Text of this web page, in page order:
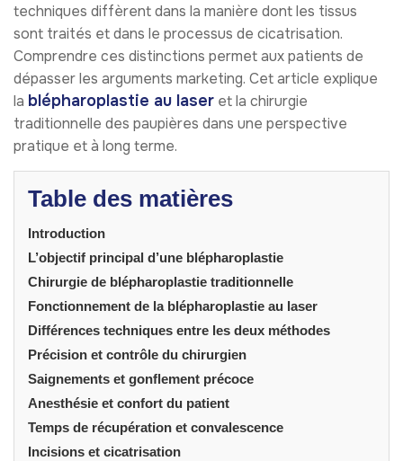
techniques diffèrent dans la manière dont les tissus
sont traités et dans le processus de cicatrisation.
Comprendre ces distinctions permet aux patients de
dépasser les arguments marketing. Cet article explique
la blépharoplastie au laser et la chirurgie
traditionnelle des paupières dans une perspective
pratique et à long terme.
Table des matières
Introduction
L’objectif principal d’une blépharoplastie
Chirurgie de blépharoplastie traditionnelle
Fonctionnement de la blépharoplastie au laser
Différences techniques entre les deux méthodes
Précision et contrôle du chirurgien
Saignements et gonflement précoce
Anesthésie et confort du patient
Temps de récupération et convalescence
Incisions et cicatrisation